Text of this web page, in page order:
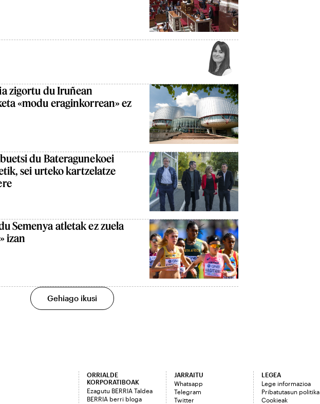
zigortu du Iruñean
«modu eraginkorrean» ez
du Bateragunekoei
sei urteko kartzelatze
Semenya atletak ez zuela
izan
Gehiago ikusi
ORRIALDE
KORPORATIBOAK
Ezagutu BERRIA Taldea
BERRIA berri bloga
JARRAITU
Whatsapp
Telegram
Twitter
LEGEA
Lege informazioa
Pribatutasun politika
Cookieak